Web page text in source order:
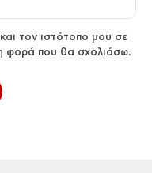
τον ιστότοπο μου σε
φορά που θα σχολιάσω.